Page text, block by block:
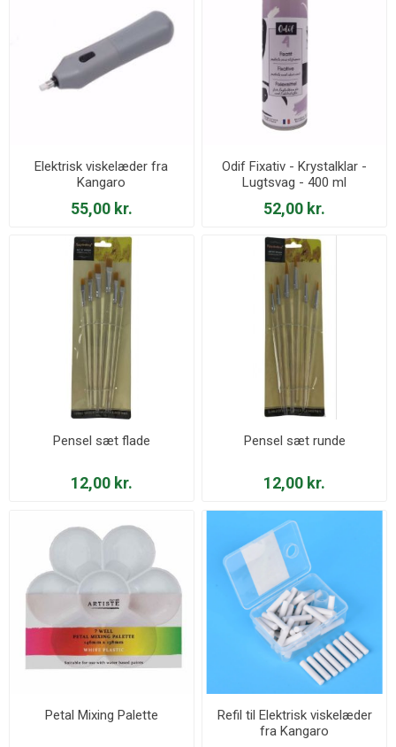
Elektrisk viskelæder fra
Kangaro
55,00 kr.
Odif Fixativ - Krystalklar -
Lugtsvag - 400 ml
52,00 kr.
Pensel sæt flade
12,00 kr.
Pensel sæt runde
12,00 kr.
Petal Mixing Palette
Refil til Elektrisk viskelæder
fra Kangaro